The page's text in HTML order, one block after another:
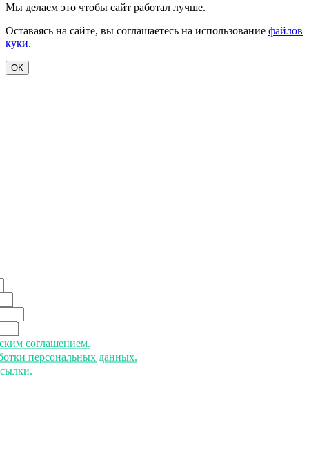
Мы делаем это чтобы сайт работал лучше.
Оставаясь на сайте, вы соглашаетесь на использование файлов
куки.
ОК
соглашением.
персональных данных.